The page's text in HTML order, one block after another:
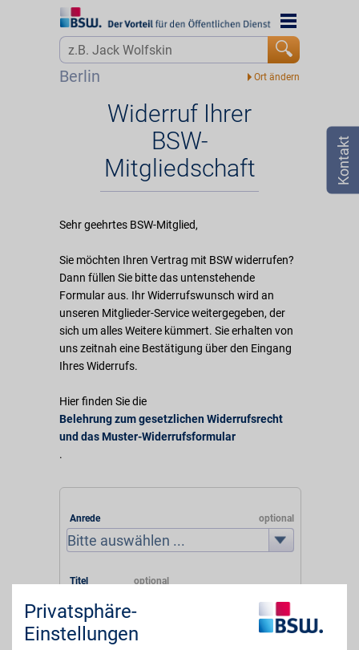
Startseite
0800 - 279 25 82
Berlin
Startseite
Widerruf Ihrer
BSW-
Mitgliedschaft
Sehr geehrtes BSW-Mitglied,
Sie möchten Ihren Vertrag mit BSW widerrufen?
Dann füllen Sie bitte das untenstehende
Formular aus. Ihr Widerrufswunsch wird an
unseren Mitglieder-Service weitergegeben, der
sich um alles Weitere kümmert. Sie erhalten von
uns zeitnah eine Bestätigung über den Eingang
Ihres Widerrufs.
Hier finden Sie die
Belehrung zum gesetzlichen Widerrufsrecht
und das Muster-Widerrufsformular
.
Anrede
Titel
Vorname
Privatsphäre-
Einstellungen